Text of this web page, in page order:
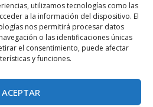
utilizamos tecnologías como las
a la información del dispositivo. El
nos permitirá procesar datos
o las identificaciones únicas
el consentimiento, puede afectar
y funciones.
ACEPTAR